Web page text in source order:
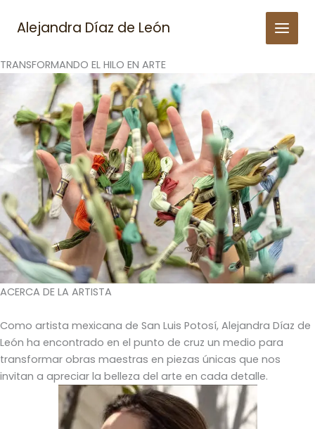
Alejandra Díaz de León
TRANSFORMANDO EL HILO EN ARTE
ACERCA DE LA ARTISTA
Como artista mexicana de San Luis Potosí, Alejandra Díaz de
León ha encontrado en el punto de cruz un medio para
transformar obras maestras en piezas únicas que nos
invitan a apreciar la belleza del arte en cada detalle.